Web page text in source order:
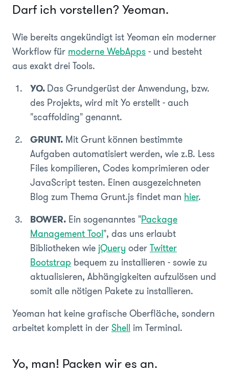
Darf ich vorstellen? Yeoman.
Wie bereits angekündigt ist Yeoman ein moderner
Workflow für moderne WebApps- und besteht
aus exakt drei Tools.
YO.Das Grundgerüst der Anwendung, bzw.
des Projekts, wird mit Yoerstellt - auch
"scaffolding" genannt.
GRUNT. Mit Grunt können bestimmte
Aufgaben automatisiert werden, wie z.B. Less
Files kompilieren, Codes komprimieren oder
JavaScript testen. Einen ausgezeichneten
Blog zum Thema Grunt.js findet man hier.
BOWER. Ein sogenanntes "Package
Management Tool", das uns erlaubt
Bibliotheken wie jQuery oderTwitter
Bootstrap bequem zu installieren - sowie zu
aktualisieren, Abhängigkeiten aufzulösen und
somit alle nötigen Pakete zu installieren.
Yeoman hat keine grafische Oberfläche, sondern
arbeitet komplett in der Shell im Terminal.
Yo, man! Packen wir es an.